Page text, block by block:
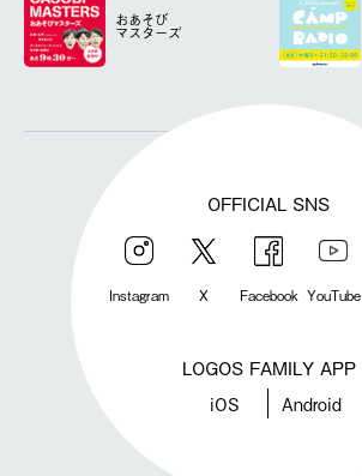
おあそび
マスターズ
OFFICIAL SNS
Instagram X Facebook YouTube
LOGOS FAMILY APP
iOS Android